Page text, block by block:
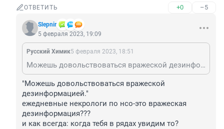
ОТВЕТИТЬ +0 –5
Slepnir
5 февраля 2023, 19:09
Русский Химик5 февраля 2023, 18:51
Можешь довольствоваться вражеской дезинформацией. А реальные итоги СВО, будут подведены после её победного завершения!
"Можешь довольствоваться вражеской
дезинформацией."
ежедневные некрологи по нсо-это вражеская
дезинформация???
и как всегда: когда тебя в рядах увидим то?